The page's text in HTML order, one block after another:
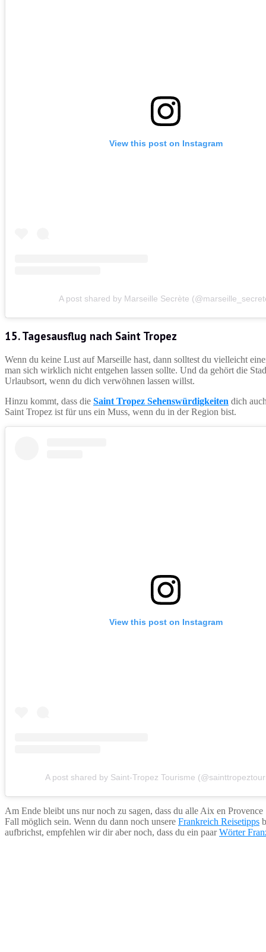
View this post on Instagram
A post shared by Marseille Secrète
15. Tagesausflug nach Saint Tropez
Wenn du keine Lust auf Marseille hast, dann solltest du vielleicht
man sich wirklich nicht entgehen lassen sollte. Und da gehört die
Urlaubsort, wenn du dich verwöhnen lassen willst.
Hinzu kommt, dass die Saint Tropez Sehenswürdigkeiten dich
Saint Tropez ist für uns ein Muss, wenn du in der Region bist.
View this post on Instagram
A post shared by Saint-Tropez Tourisme
Am Ende bleibt uns nur noch zu sagen, dass du alle Aix en
Fall möglich sein. Wenn du dann noch unsere Frankreich Reisetipps
aufbrichst, empfehlen wir dir aber noch, dass du ein paarWörter